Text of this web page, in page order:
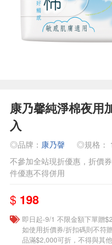
康乃馨純淨棉夜用
入
◎品牌： 康乃韾
◎規格：
不參加全站現折優惠，折價
件優惠不得併用
$ 198
即日起-9/1 不限金額下單贈
如使用折價券/折扣碼則不符
品滿$2,000可折，不得與其